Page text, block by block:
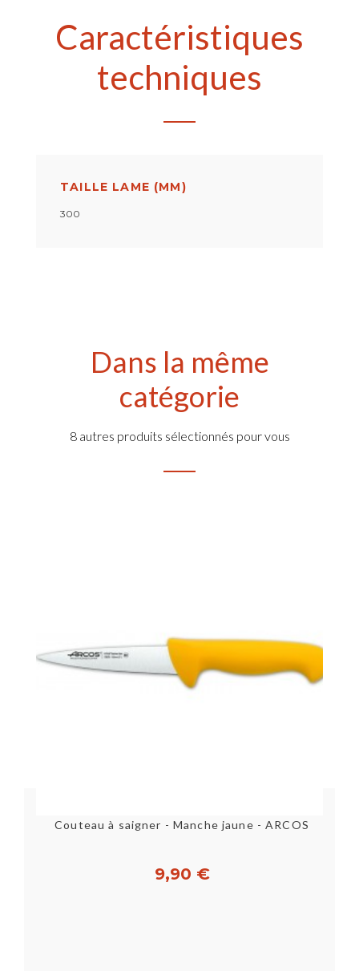
Caractéristiques
techniques
TAILLE LAME (MM)
300
Dans la même
catégorie
8 autres produits sélectionnés pour vous
Couteau à saigner - Manche jaune - ARCOS
9,90 €